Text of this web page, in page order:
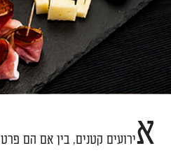
אירועים קטנים, בין אם הם